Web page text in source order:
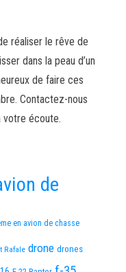
réaliser le rêve de
dans la peau d’un
de faire ces
Contactez-nous
votre écoute.
de
en avion de chasse
Rafale drone drones